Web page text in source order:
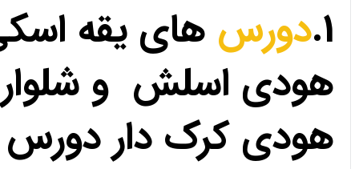
1. دورس های یقه
هودی اسلش و
هودی کرک دار